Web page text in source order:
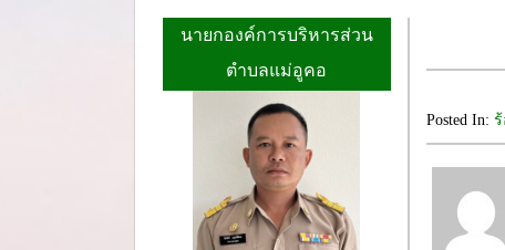
นายกองค์การบริหารส่วน
ตำบลแม่อูคอ
Posted In: